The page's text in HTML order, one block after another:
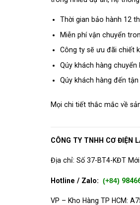
Thời gian bảo hành 12
Miễn phí vận chuyển
Công ty sẽ ưu đãi chiết
Qúy khách hàng
Qúy khách hàng đến
Mọi chi tiết thắc mắc về
CÔNG TY TNHH CƠ ĐIỆN
Địa chỉ: Số 37-BT4-KĐT
Hotline / Zalo: (+84)
VP – Kho Hàng TP HCM: